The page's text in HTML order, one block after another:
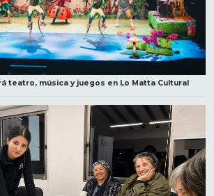
teatro, música y juegos en Lo Matta Cultural